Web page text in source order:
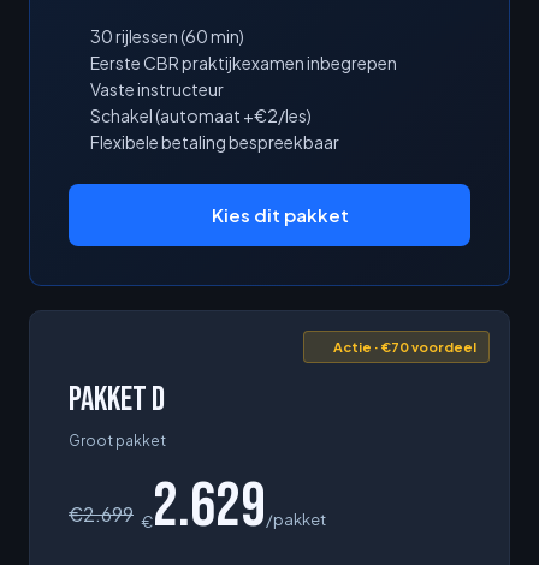
30 rijlessen (60 min)
Eerste CBR praktijkexamen inbegrepen
Vaste instructeur
Schakel (automaat +€2/les)
Flexibele betaling bespreekbaar
Kies dit pakket
Actie · €70 voordeel
Pakket D
Groot pakket
€2.699 €2.629/pakket